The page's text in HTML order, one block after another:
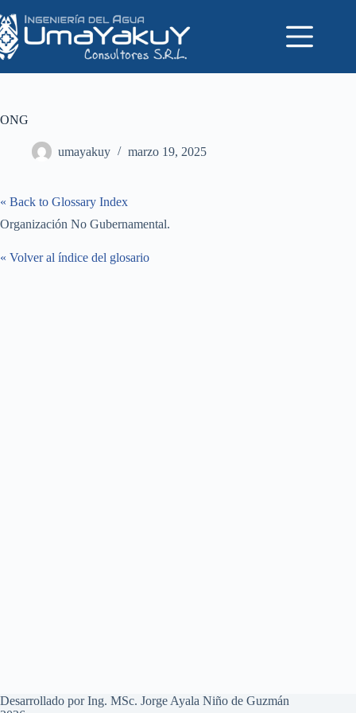
al
contenido
ONG
umayakuy marzo 19, 2025
« Back to Glossary Index
Organización No Gubernamental.
« Volver al índice del glosario
Desarrollado por Ing. MSc. Jorge Ayala Niño de Guzmán